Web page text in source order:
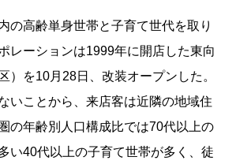
の高齢単身世帯と子育て世代を取り
レーションは1999年に開店した東向
）を10月28日、改装オープンした。
いことから、来店客は近隣の地域住
の年齢別人口構成比では70代以上の
い40代以上の子育て世帯が多く、徒